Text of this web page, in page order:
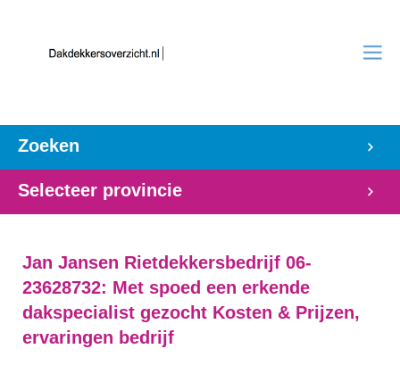
Zoeken
Selecteer provincie
Jan Jansen Rietdekkersbedrijf 06-
23628732: Met spoed een erkende
dakspecialist gezocht Kosten & Prijzen,
ervaringen bedrijf